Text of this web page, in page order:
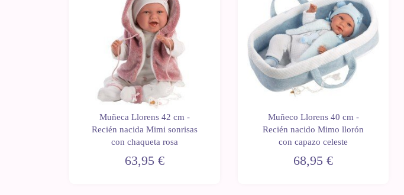
Muñeca Llorens 42 cm -
Recién nacida Mimi sonrisas
con chaqueta rosa
63,95 €
Muñeco Llorens 40 cm -
Recién nacido Mimo llorón
con capazo celeste
68,95 €